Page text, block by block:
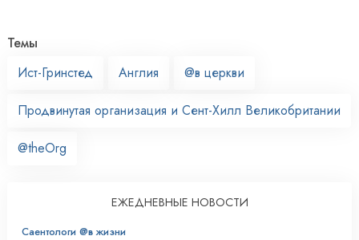
Темы
Ист-Гринстед
Англия @в церкви
Продвинутая организация и Сент-Хилл Великобритании
@theOrg
ЕЖЕДНЕВНЫЕ НОВОСТИ
Саентологи @в жизни